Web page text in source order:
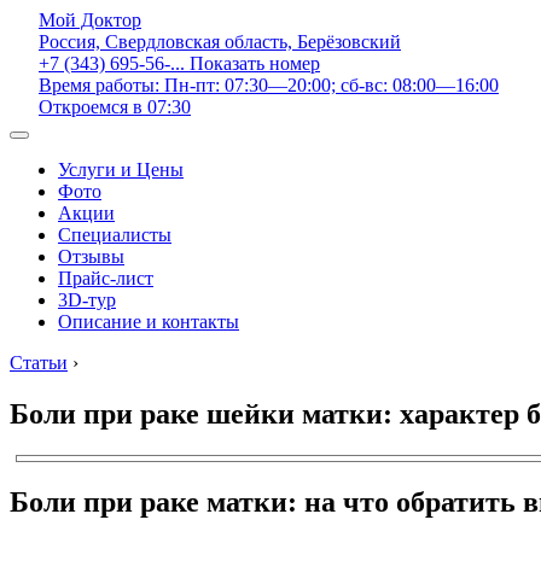
Мой Доктор
Россия, Свердловская область, Берёзовский
+7 (343) 695-56-... Показать номер
Время работы: Пн-пт: 07:30—20:00; сб-вс: 08:00—16:00
Откроемся в 07:30
Услуги и Цены
Фото
Акции
Специалисты
Отзывы
Прайс-лист
3D-тур
Описание и контакты
Статьи ›
Боли при раке шейки матки: характер
Боли при раке матки: на что обратить